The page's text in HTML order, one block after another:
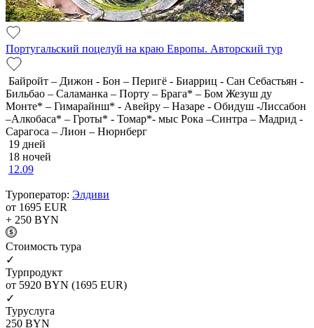
Португальский поцелуй на краю Европы. Авторский тур
Байройт – Дижон - Бон – Перигё - Биарриц - Сан Себастьян -
Бильбао – Саламанка – Порту – Брага* – Бом Жезуш ду
Монте* – Гимарайнш* - Авейру – Назаре - Обидуш -Лиссабон
–Алкобаса* – Гроты* - Томар*- мыс Рока –Синтра – Мадрид -
Сарагоса – Лион – Нюрнберг
19 дней
18 ночей
12.09
Туроператор: Элдиви
от 1695 EUR
+ 250 BYN
Cтоимость тура
✓
Турпродукт
от 5920 BYN (1695 EUR)
✓
Туруслуга
250 BYN